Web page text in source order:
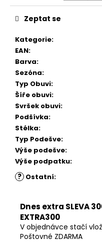
Kategorie:
EAN:
Barva:
Sezóna:
Typ Obuvi:
Šíře obuvi:
Svršek obuvi:
Podšívka:
Stélka:
Typ Podešve:
Výše podešve:
Výše podpatku:
? Ostatní:
Zeptat se
Dnes extra SLEVA
EXTRA300
V objednávce stačí
Poštovné ZDARMA
BÉŽOVÉ
880
Původně:
199
Kč